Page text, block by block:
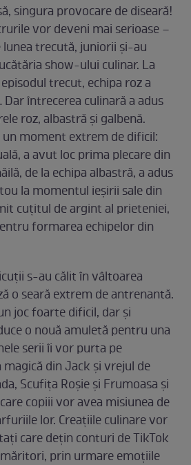
singura provocare de diseară!
vor deveni mai serioase –
lunea trecută, juniorii și-au
show-ului culinar. La
trecut, echipa roz a
întrecerea culinară a adus
roz, albastră și galbenă.
un moment extrem de dificil:
a avut loc prima plecare din
de la echipa albastră, a adus
la momentul ieșirii sale din
cuțitul de argint al prieteniei,
formarea echipelor din
s-au călit în vâltoarea
o seară extrem de antrenantă.
joc foarte dificil, dar și
o nouă amuletă pentru una
serii îi vor purta pe
din Jack și vrejul de
Scufița Roșie și Frumoasa și
copiii vor avea misiunea de
lor. Creațiile culinare vor
care dețin conturi de TikTok
prin urmare emoțiile